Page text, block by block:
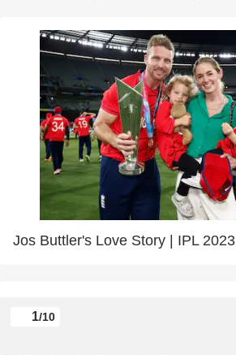
Jos Buttler's Love Story | IPL 2023
1/10